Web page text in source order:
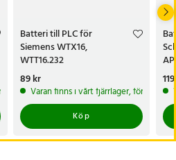
skickas inom 20-25 arbetsdagar
Batteri till PLC för
Siemens WTX16,
WTT16.232
Pris:
89 kr
Varan finns i vårt fjärrlager, förväntas
Köp